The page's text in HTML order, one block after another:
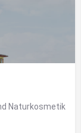
Naturkosmetik